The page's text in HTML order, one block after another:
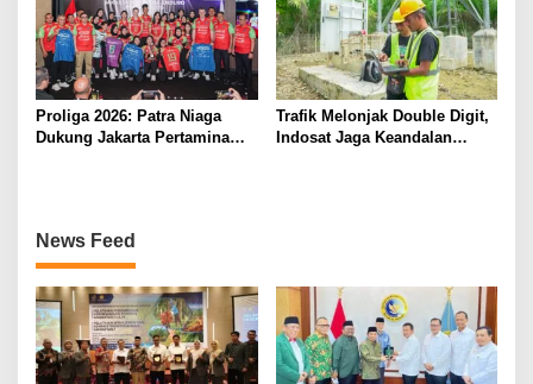
Proliga 2026: Patra Niaga
Dukung Jakarta Pertamina
Trafik Melonjak Double Digit,
Indosat Jaga Keandalan
News Feed